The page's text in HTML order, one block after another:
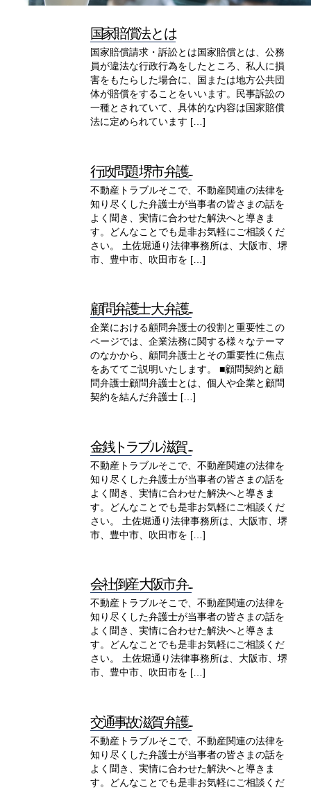
国家賠償法 と は
国家賠償請求・訴訟とは国家賠償とは、公務
員が違法な行政行為をしたところ、私人に損
害をもたらした場合に、国または地方公共団
体が賠償をすることをいいます。民事訴訟の
一種とされていて、具体的な内容は国家賠償
法に定められています […]
行政問題 堺市 弁護...
不動産トラブルそこで、不動産関連の法律を
知り尽くした弁護士が当事者の皆さまの話を
よく聞き、実情に合わせた解決へと導きま
す。どんなことでも是非お気軽にご相談くだ
さい。 土佐堀通り法律事務所は、大阪市、堺
市、豊中市、吹田市を […]
顧問弁護士 大 弁護...
企業における顧問弁護士の役割と重要性この
ページでは、企業法務に関する様々なテーマ
のなかから、顧問弁護士とその重要性に焦点
をあててご説明いたします。 ■顧問契約と顧
問弁護士顧問弁護士とは、個人や企業と顧問
契約を結んだ弁護士 […]
金銭トラブル 滋賀 ...
不動産トラブルそこで、不動産関連の法律を
知り尽くした弁護士が当事者の皆さまの話を
よく聞き、実情に合わせた解決へと導きま
す。どんなことでも是非お気軽にご相談くだ
さい。 土佐堀通り法律事務所は、大阪市、堺
市、豊中市、吹田市を […]
会社倒産 大阪市 弁...
不動産トラブルそこで、不動産関連の法律を
知り尽くした弁護士が当事者の皆さまの話を
よく聞き、実情に合わせた解決へと導きま
す。どんなことでも是非お気軽にご相談くだ
さい。 土佐堀通り法律事務所は、大阪市、堺
市、豊中市、吹田市を […]
交通事故 滋賀 弁護...
不動産トラブルそこで、不動産関連の法律を
知り尽くした弁護士が当事者の皆さまの話を
よく聞き、実情に合わせた解決へと導きま
す。どんなことでも是非お気軽にご相談くだ